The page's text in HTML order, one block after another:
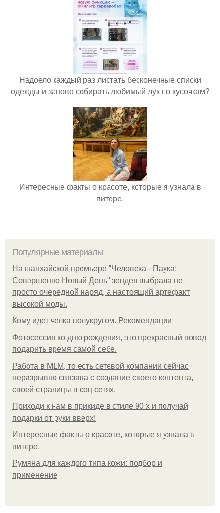
Надоело каждый раз листать бесконечные списки
одежды и заново собирать любимый лук по кусочкам?
Интересные факты о красоте, которые я узнала в
питере.
Популярные материалы
На шанхайской премьере "Человека - Паука:
Совершенно Новый День" зендея выбрала не
просто очередной наряд, а настоящий артефакт
высокой моды.
Кому идет челка полукругом. Рекомендации
Фотосессия ко дню рождения, это прекрасный повод
подарить время самой себе.
Работа в MLM, то есть сетевой компании сейчас
неразрывно связана с создание своего контента,
своей страницы в соц сетях.
Приходи к нам в прикиде в стиле 90 х и получай
подарки от руки вверх!
Интересные факты о красоте, которые я узнала в
питере.
Румяна для каждого типа кожи: подбор и
применение